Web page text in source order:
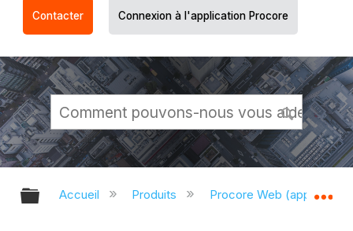
Contacter Connexion à l'application Procore
Développer/réduire la hiérarchie
Accueil Produits Procore Web